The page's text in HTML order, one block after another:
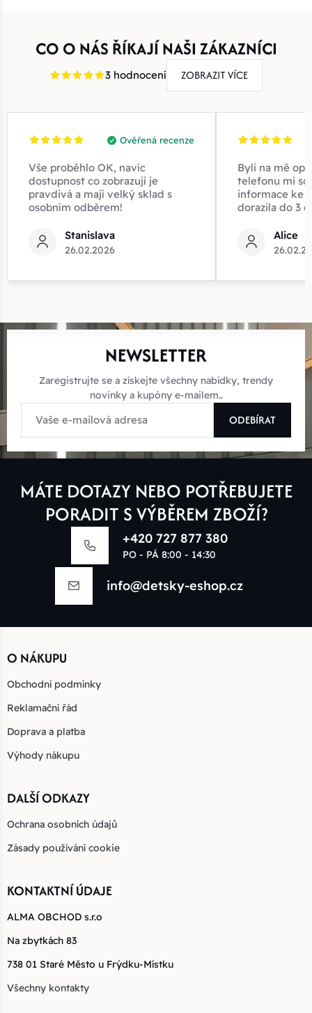
CO O NÁS ŘÍKAJÍ NAŠI ZÁKAZNÍCI
3 hodnocení ZOBRAZIT VÍCE
Ověřená recenze
Vše proběhlo OK, navíc
dostupnost co zobrazují je
pravdivá a mají velký sklad s
osobním odběrem!
Stanislava
26.02.2026
Byli na mě
telefonu mi
informace ke
dorazila do 3
Alice
NEWSLETTER
Zaregistrujte se a získejte všechny nabídky, trendy
novinky a kupóny e-mailem..
ODEBÍRAT
MÁTE DOTAZY NEBO POTŘEBUJETE
PORADIT S VÝBĚREM ZBOŽÍ?
+420 727 877 380
PO - PÁ 8:00 - 14:30
info@detsky-eshop.cz
O NÁKUPU
Obchodní podmínky
Reklamační řád
Doprava a platba
Výhody nákupu
DALŠÍ ODKAZY
Ochrana osobních údajů
Zásady používání cookie
KONTAKTNÍ ÚDAJE
ALMA OBCHOD s.r.o
Na zbytkách 83
738 01 Staré Město u Frýdku-Místku
Všechny kontakty